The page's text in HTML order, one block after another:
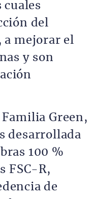
del
a mejorar el
y son
Green,
desarrollada
100 %
FSC-R,
de